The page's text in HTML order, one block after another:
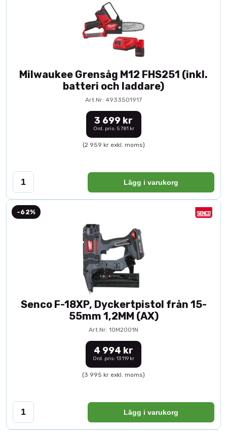
Milwaukee Grensåg M12 FHS251 (inkl.
batteri och laddare)
Art.Nr: 4933501917
3 699 kr
Ord. pris: 5 781 kr
(2 959 kr exkl. moms)
Lägg i varukorg
-62%
Senco F-18XP, Dyckertpistol från 15-
55mm 1,2MM (AX)
Art.Nr: 10M2001N
4 994 kr
Ord. pris: 13 119 kr
(3 995 kr exkl. moms)
Lägg i varukorg